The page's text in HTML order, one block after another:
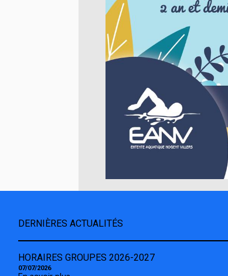
DERNIÈRES ACTUALITÉS
HORAIRES GROUPES 2026-2027
07/07/2026